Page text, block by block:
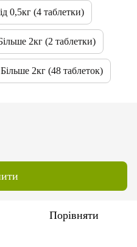
0,5кг (4 таблетки)
2кг (2 таблетки)
Більше 2кг (48 таблеток)
Порівняти